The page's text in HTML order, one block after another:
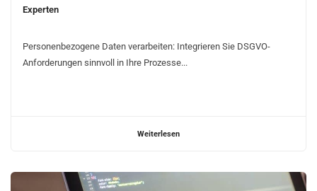
Experten
Personenbezogene Daten verarbeiten: Integrieren Sie DSGVO-
Anforderungen sinnvoll in Ihre Prozesse...
Weiterlesen